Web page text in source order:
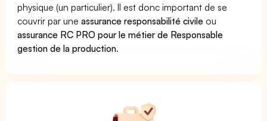
physique (un particulier). Il est donc important de se
couvrir par uneassurance responsabilité civile ou
assurance RC PRO pour le métier de Responsable
gestion de la production.